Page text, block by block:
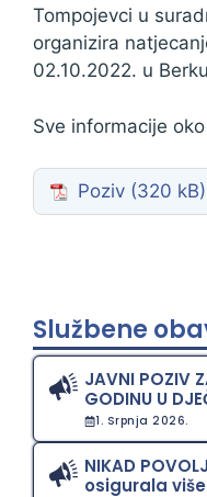
Tompojevci u
organizira
02.10.2022. u
Sve informacije
Poziv
Službene
JAVNI POZIV
GODINU U
1. Srpnja 2026.
NIKAD
osigurala